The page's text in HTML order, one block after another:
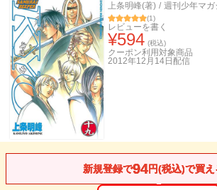
上条明峰(著) / 週刊少年マガ
(1)
レビューを書く
¥594 (税込)
クーポン利用対象商品
2012年12月14日 配信
新規登録で94円(税込)で買え